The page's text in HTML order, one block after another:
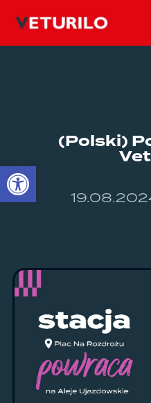
Відкрити Панель інструментів
(Polski)